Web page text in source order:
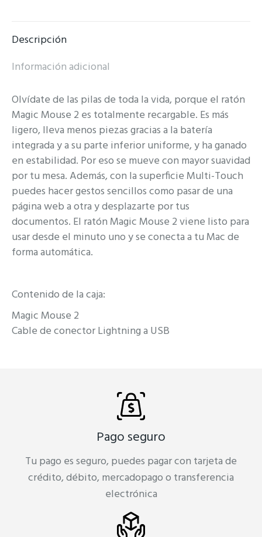
Descripción
Información adicional
Olvídate de las pilas de toda la vida, porque el ratón
Magic Mouse 2 es totalmente recargable. Es más
ligero, lleva menos piezas gracias a la batería
integrada y a su parte inferior uniforme, y ha ganado
en estabilidad. Por eso se mueve con mayor suavidad
por tu mesa. Además, con la superficie Multi-Touch
puedes hacer gestos sencillos como pasar de una
página web a otra y desplazarte por tus
documentos. El ratón Magic Mouse 2 viene listo para
usar desde el minuto uno y se conecta a tu Mac de
forma automática.
Contenido de la caja:
Magic Mouse 2
Cable de conector Lightning a USB
Pago seguro
Tu pago es seguro, puedes pagar con tarjeta de
crédito, débito, mercadopago o transferencia
electrónica